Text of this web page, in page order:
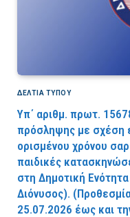
ΔΕΛΤΙΑ ΤΥΠΟΥ
Υπ΄ αριθμ. πρωτ.
πρόσληψης με σχέση
ορισμένου χρόνου
παιδικές
στη Δημοτική
Διόνυσος).
25.07.2026 έως και